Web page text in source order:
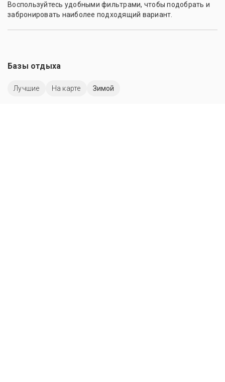
Воспользуйтесь удобными фильтрами, чтобы подобрать и
забронировать наиболее подходящий вариант.
Базы отдыха
Лучшие На карте Зимой